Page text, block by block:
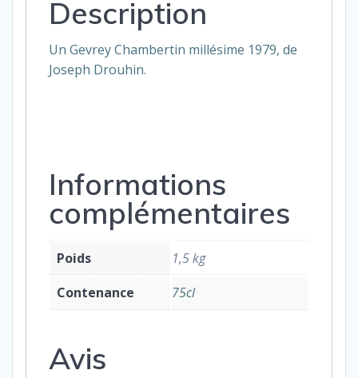
Description
Un Gevrey Chambertin millésime 1979, de
Joseph Drouhin.
Informations
complémentaires
Poids
1,5 kg
Contenance
75cl
Avis